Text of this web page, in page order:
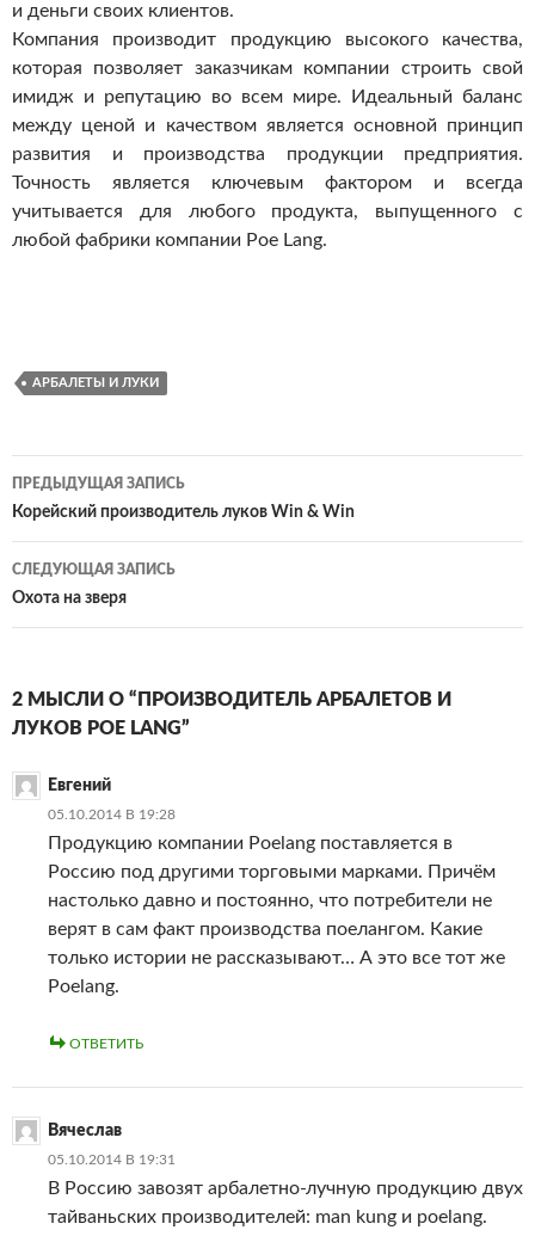
и деньги своих клиентов.
Компания производит продукцию высокого качества,
которая позволяет заказчикам компании строить свой
имидж и репутацию во всем мире. Идеальный баланс
между ценой и качеством является основной принцип
развития и производства продукции предприятия.
Точность является ключевым фактором и всегда
учитывается для любого продукта, выпущенного с
любой фабрики компании Poe Lang.
АРБАЛЕТЫ И ЛУКИ
Навигация
по
записям
ПРЕДЫДУЩАЯ ЗАПИСЬ
Корейский производитель луков Win & Win
СЛЕДУЮЩАЯ ЗАПИСЬ
Охота на зверя
2 МЫСЛИ О “ПРОИЗВОДИТЕЛЬ АРБАЛЕТОВ И
ЛУКОВ POE LANG”
Евгений
05.10.2014 В 19:28
Продукцию компании Poelang поставляется в
Россию под другими торговыми марками. Причём
настолько давно и постоянно, что потребители не
верят в сам факт производства поелангом. Какие
только истории не рассказывают… А это все тот же
Poelang.
ОТВЕТИТЬ
Вячеслав
05.10.2014 В 19:31
В Россию завозят арбалетно-лучную продукцию двух
тайваньских производителей: man kung и poelang.